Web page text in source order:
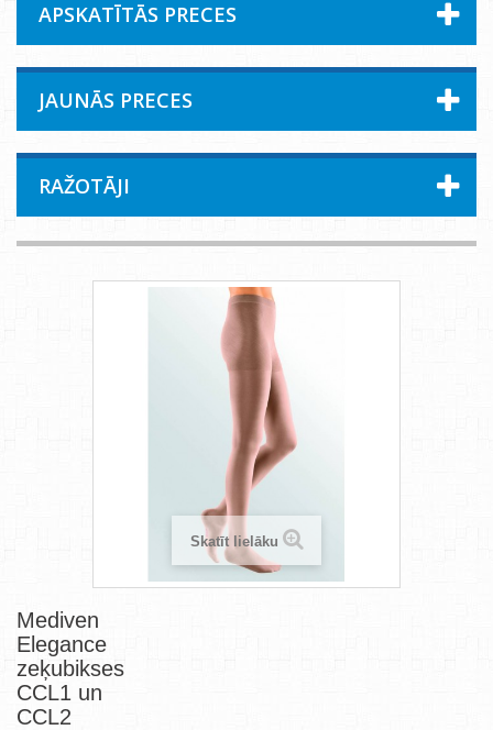
APSKATĪTĀS PRECES
JAUNĀS PRECES
RAŽOTĀJI
Skatīt lielāku
Mediven
Elegance
zeķubikses
CCL1 un
CCL2